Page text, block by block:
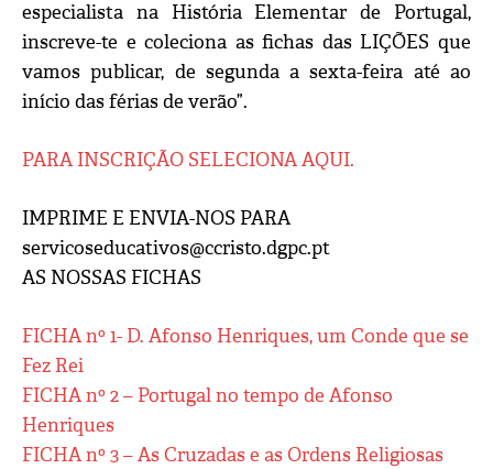
especialista na História Elementar de Portugal,
inscreve-te e coleciona as fichas das LIÇÕES que
vamos publicar, de segunda a sexta-feira até ao
início das férias de verão”.
PARA INSCRIÇÃO SELECIONA AQUI.
IMPRIME E ENVIA-NOS PARA
servicoseducativos@ccristo.dgpc.pt
AS NOSSAS FICHAS
FICHA nº 1- D. Afonso Henriques, um Conde que se
Fez Rei
FICHA nº 2 – Portugal no tempo de Afonso
Henriques
FICHA nº 3 – As Cruzadas e as Ordens Religiosas